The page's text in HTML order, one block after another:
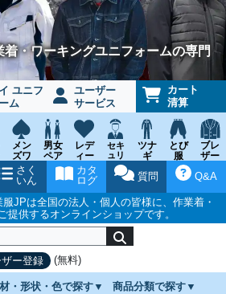
着・ワーキングユニフォームの専門
ユニフ
ム
ユーザー
サービス
カート
清算
メン
ズワ
ーキ
ング
男女
ペア
レデ
ィー
ス
ワー
キン
グ
セキ
ュリ
ティ
ウェ
ツナ
ギ
とび
服
鳶作
業用
ブレ
ザー
ツ
Q&A
質問
カタ
ログ
さく
いん
JPは全国の法人・個人の皆様に、作業着・
提供するオンラインショップです。
ー登録 (無料)
・形状・色で探す 商品分類で探す